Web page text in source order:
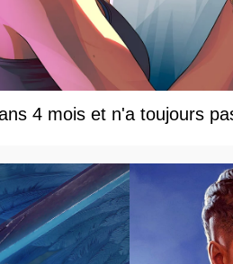
4 mois et n'a toujours